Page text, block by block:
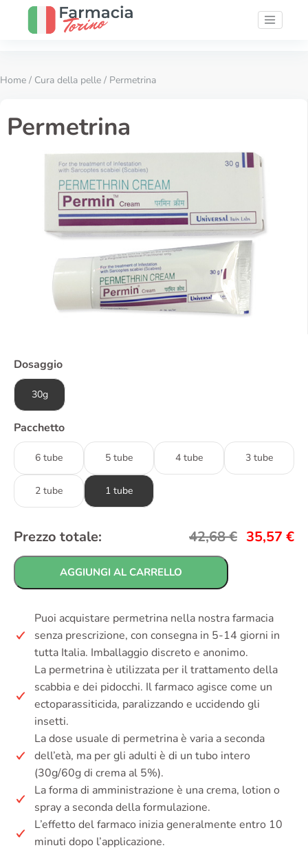
Home / Cura della pelle / Permetrina
Permetrina
Dosaggio
30g
Pacchetto
6 tube 5 tube 4 tube 3 tube
2 tube 1 tube
Prezzo totale: 42,68€ 35,57 €
AGGIUNGI AL CARRELLO
Puoi acquistare permetrina nella nostra farmacia
senza prescrizione, con consegna in 5-14 giorni in
tutta Italia. Imballaggio discreto e anonimo.
La permetrina è utilizzata per il trattamento della
scabbia e dei pidocchi. Il farmaco agisce come un
ectoparassiticida, paralizzando e uccidendo gli
insetti.
La dose usuale di permetrina è varia a seconda
dell’età, ma per gli adulti è di un tubo intero
(30g/60g di crema al 5%).
La forma di amministrazione è una crema, lotion o
spray a seconda della formulazione.
L’effetto del farmaco inizia generalmente entro 10
minuti dopo l’applicazione.